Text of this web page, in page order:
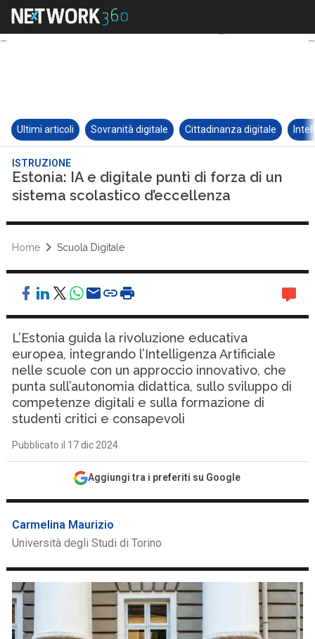
Ultimi articoli Sovranità digitale Cittadinanza digitale
ISTRUZIONE
Estonia: IA e digitale punti di forza di un
sistema scolastico d’eccellenza
Home Scuola Digitale
L’Estonia guida la rivoluzione educativa
europea, integrando l’Intelligenza Artificiale
nelle scuole con un approccio innovativo, che
punta sull’autonomia didattica, sullo sviluppo di
competenze digitali e sulla formazione di
studenti critici e consapevoli
Pubblicato il 17 dic 2024
Aggiungi tra i preferiti su Google
Carmelina Maurizio
Università degli Studi di Torino